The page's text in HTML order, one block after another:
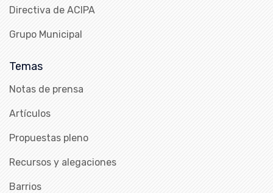
Directiva de ACIPA
Grupo Municipal
Temas
Notas de prensa
Artículos
Propuestas pleno
Recursos y alegaciones
Barrios